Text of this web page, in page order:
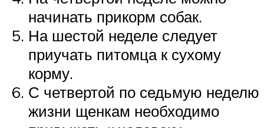
начинать прикорм собак.
На шестой неделе следует
приучать питомца к сухому
корму.
С четвертой по седьмую неделю
жизни щенкам необходимо